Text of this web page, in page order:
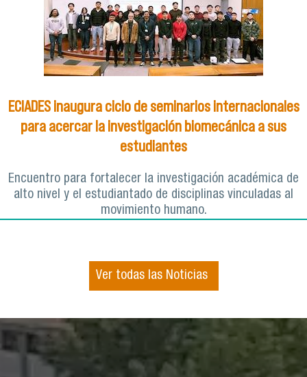
ECIADES inaugura ciclo de seminarios internacionales
para acercar la investigación biomecánica a sus
estudiantes
Encuentro para fortalecer la investigación académica de
alto nivel y el estudiantado de disciplinas vinculadas al
movimiento humano.
Ver todas las Noticias